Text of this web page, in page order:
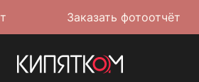
Заказать фотоотчёт